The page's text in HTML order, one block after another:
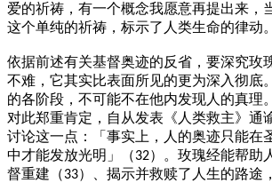
爱的祈祷，有一个概念我愿意再提出来，
这个单纯的祈祷，标示了人类生命的律动
依据前述有关基督奥迹的反省，要深究玫
不难，它其实比表面所见的更为深入彻底
的各阶段，不可能不在他内发现人的真理
对此郑重肯定，自从发表《人类救主》通
讨论这一点：「事实上，人的奥迹只能在
中才能发放光明」（32）。玫瑰经能帮助
督重建（33）、揭示并救赎了人生的路途